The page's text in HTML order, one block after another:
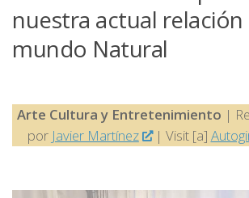
nuestra actual relación
mundo Natural
Arte Cultura y Entretenimiento |
por Javier Martínez | Visit [a]